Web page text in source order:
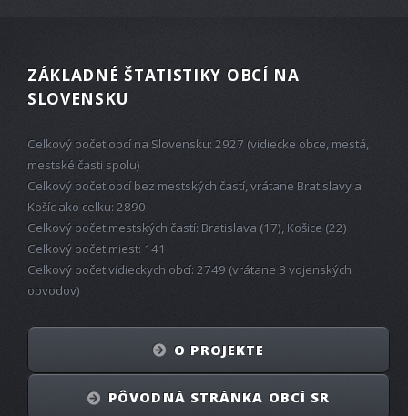
ZÁKLADNÉ ŠTATISTIKY OBCÍ NA
SLOVENSKU
Celkový počet obcí na Slovensku: 2927 (vidiecke obce, mestá,
mestské časti spolu)
Celkový počet obcí bez mestských častí, vrátane Bratislavy a
Košíc ako celku: 2890
Celkový počet mestských častí: Bratislava (17), Košice (22)
Celkový počet miest: 141
Celkový počet vidieckych obcí: 2749 (vrátane 3 vojenských
obvodov)
O PROJEKTE
PÔVODNÁ STRÁNKA OBCÍ SR